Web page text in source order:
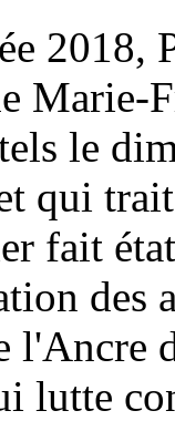
2018,
Marie-
le
qui
fait
l'Ancre
lutte